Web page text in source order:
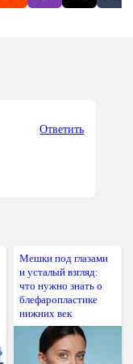
Ответить
Мешки под глазами
и усталый взгляд:
что нужно знать о
блефаропластике
нижних век